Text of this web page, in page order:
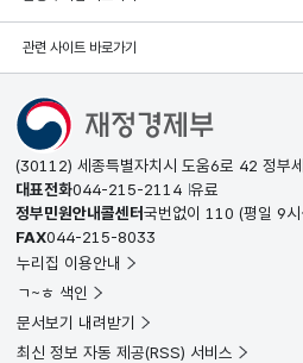
관련 사이트 바로가기
(30112) 세종특별자치시 도움6로 42 정부
대표전화044-215-2114 유료
정부민원안내콜센터국번없이 110 (평일 9
FAX044-215-8033
누리집 이용안내
ㄱ~ㅎ 색인
문서보기 내려받기
최신 정보 자동 제공(RSS) 서비스